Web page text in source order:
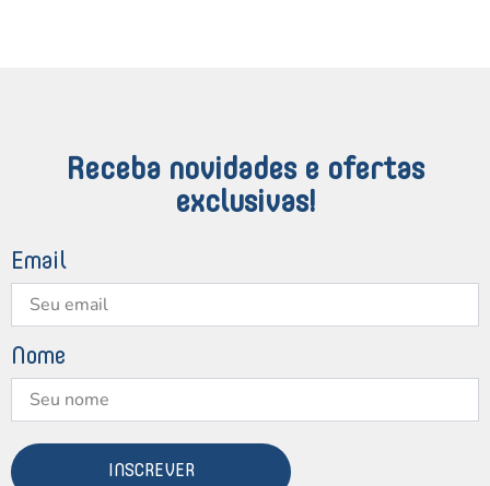
Receba novidades e ofertas
exclusivas!
Email
Nome
INSCREVER